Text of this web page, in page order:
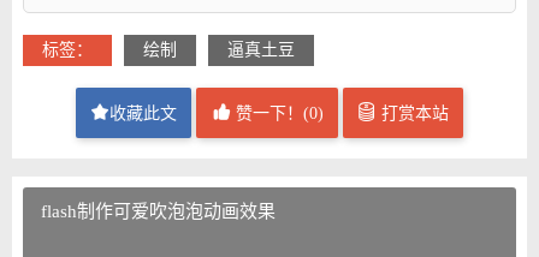
标签： 绘制 逼真土豆
收藏此文 赞一下！(0) 打赏本站
flash制作可爱吹泡泡动画效果